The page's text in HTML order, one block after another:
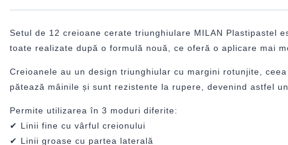
Setul de 12 creioane cerate triunghiulare MILAN Plastipastel
toate realizate după o formulă nouă, ce oferă o aplicare mai
Creioanele au un design triunghiular cu margini rotunjite,
pătează mâinile și sunt rezistente la rupere, devenind astfel
Permite utilizarea în 3 moduri diferite:
✔ Linii fine cu vârful creionului
✔ Linii groase cu partea laterală